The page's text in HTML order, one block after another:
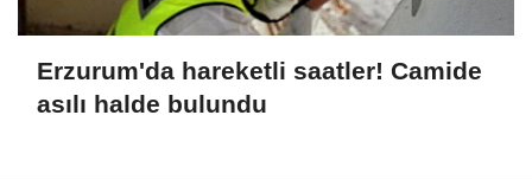
Erzurum'da hareketli saatler! Camide
asılı halde bulundu